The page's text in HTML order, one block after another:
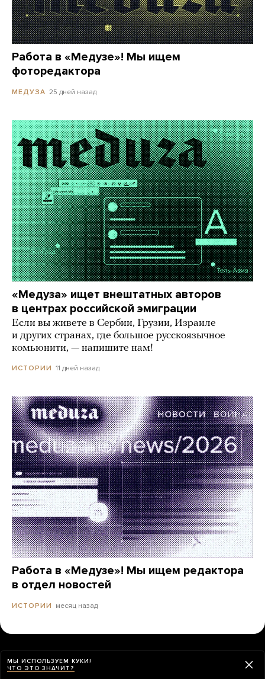
Работа в «Медузе»! Мы ищем
фоторедактора
МЕДУЗА 25 дней назад
«Медуза» ищет внештатных авторов
в центрах российской эмиграции
Если вы живете в Сербии, Грузии, Израиле
и других странах, где большое русскоязычное
комьюнити, — напишите нам!
ИСТОРИИ 11 дней назад
Работа в «Медузе»! Мы ищем редактора
в отдел новостей
ИСТОРИИ месяц назад
МЫ ИСПОЛЬЗУЕМ КУКИ!
ЧТО ЭТО ЗНАЧИТ?